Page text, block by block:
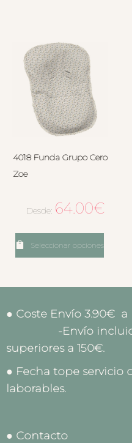
4018 Funda Grupo Cero
Zoe
Desde: 64.00€
Seleccionar opciones
● Coste Envío
-Envío incluido
superiores a 150€.
● Fecha tope servicio
laborables.
● Contacto